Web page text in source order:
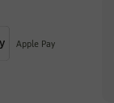
Apple Pay